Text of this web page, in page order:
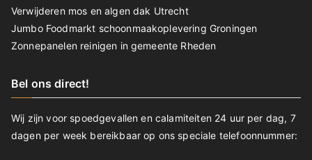
Verwijderen mos en algen dak Utrecht
Jumbo Foodmarkt schoonmaakoplevering Groningen
Zonnepanelen reinigen in gemeente Rheden
Bel ons direct!
Wij zijn voor spoedgevallen en calamiteiten 24 uur per dag, 7
dagen per week bereikbaar op ons speciale telefoonnummer: